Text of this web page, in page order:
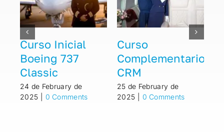
Curso
Complementario
ALAR
24 de February de
2025
0 Comments
Curso Inicial
Boeing 737
Classic
24 de February de
2025
0 Comments